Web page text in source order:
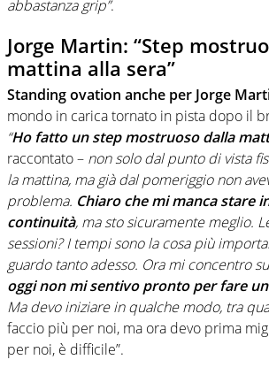
abbastanza grip”.
Jorge Martin: “Step
mattina alla sera”
Standing ovation anche per Jorge
mondo in carica tornato in pista dopo il
“Ho fatto un step mostruoso dalla
raccontato – non solo dal punto di vista
la mattina, ma già dal pomeriggio non
problema. Chiaro che mi manca stare
continuità, ma sto sicuramente meglio.
sessioni? I tempi sono la cosa più
guardo tanto adesso. Ora mi concentro
oggi non mi sentivo pronto per fare
Ma devo iniziare in qualche modo, tra
faccio più per noi, ma ora devo prima
per noi, è difficile”.